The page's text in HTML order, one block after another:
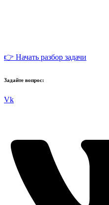
👉 Начать разбор задачи
Задайте вопрос:
Vk